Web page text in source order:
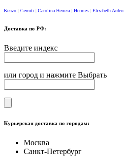
Kenzo Cerruti Carolina Herrera Hermes Elizabeth Arden
Доставка по РФ:
Введите индекс
или город и нажмите Выбрать
Курьерская доставка по городам:
Москва
Санкт-Петербург